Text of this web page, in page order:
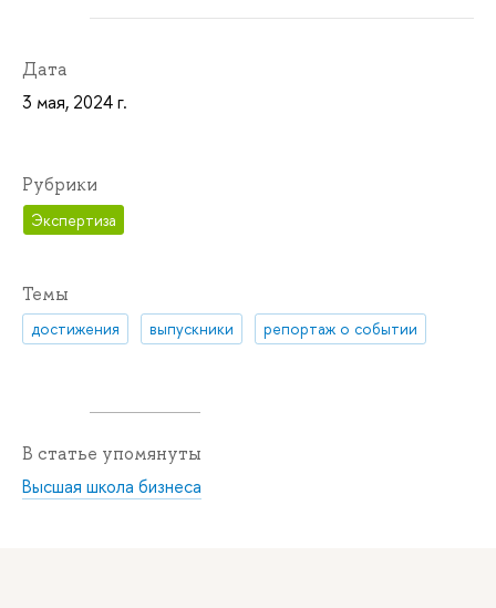
Дата
3 мая, 2024 г.
Рубрики
Экспертиза
Темы
достижения выпускники репортаж о событии
В статье упомянуты
Высшая школа бизнеса